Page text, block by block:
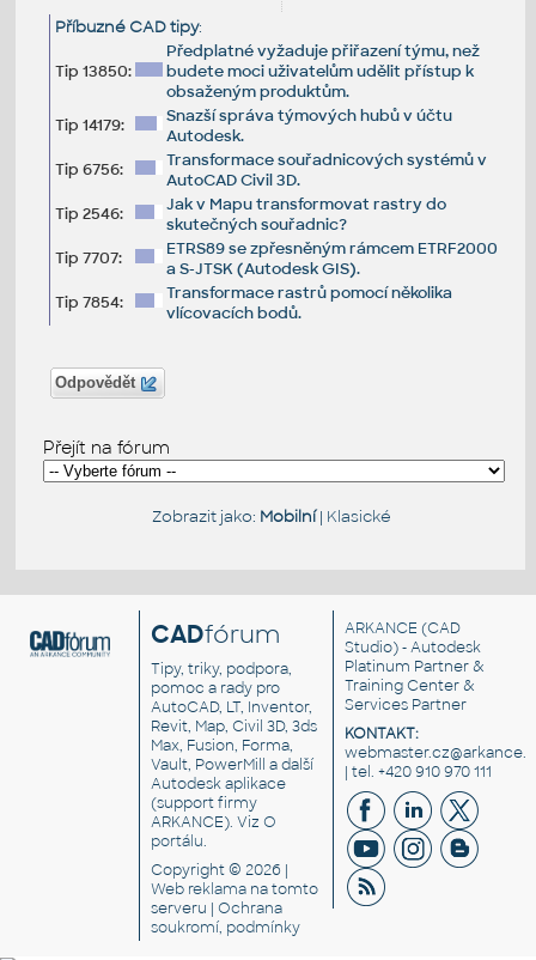
Příbuzné CAD tipy:
Tip 13850:
Předplatné vyžaduje přiřazení týmu, než
budete moci uživatelům udělit přístup k
obsaženým produktům.
Tip 14179:
Snazší správa týmových hubů v účtu
Autodesk.
Tip 6756:
Transformace souřadnicových systémů v
AutoCAD Civil 3D.
Tip 2546:
Jak v Mapu transformovat rastry do
skutečných souřadnic?
Tip 7707:
ETRS89 se zpřesněným rámcem ETRF2000
a S-JTSK (Autodesk GIS).
Tip 7854:
Transformace rastrů pomocí několika
vlícovacích bodů.
Odpovědět
Přejít na fórum
Zobrazit jako: Mobilní| Klasické
CADfórum
Tipy, triky, podpora,
pomoc a rady pro
AutoCAD, LT, Inventor,
Revit, Map, Civil 3D, 3ds
Max, Fusion, Forma,
Vault, PowerMill a další
Autodesk aplikace
(support firmy
ARKANCE). VizO
portálu.
Copyright © 2026 |
Web reklama na tomto
serveru |Ochrana
soukromí, podmínky
ARKANCE (CAD
Studio) - Autodesk
Platinum Partner &
Training Center &
Services Partner
KONTAKT:
| tel. +420 910 970 111